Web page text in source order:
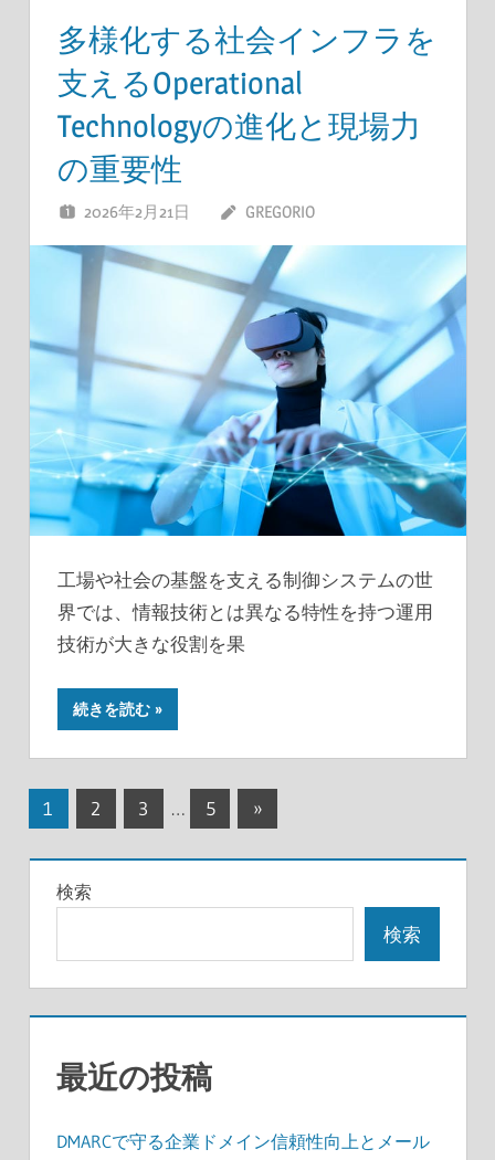
多様化する社会インフラを
支えるOperational
Technologyの進化と現場力
の重要性
2026年2月21日 GREGORIO
工場や社会の基盤を支える制御システムの世
界では、情報技術とは異なる特性を持つ運用
技術が大きな役割を果
続きを読む
投
稿
の
ー
ジ
送
1 2 3 … 5
次
事
»
検索
検索
最近の投稿
DMARCで守る企業ドメイン信頼性向上とメール